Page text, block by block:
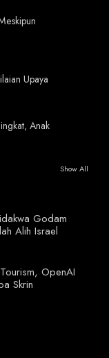
Upaya
Anak
Show All
Godam
Alih Israel
OpenAI
Skrin